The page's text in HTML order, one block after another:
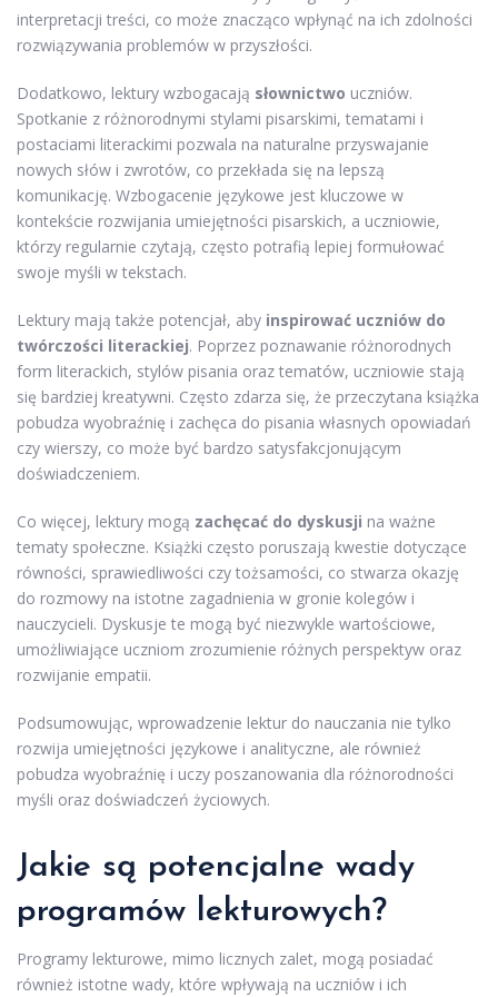
interpretacji treści, co może znacząco wpłynąć na ich zdolności
rozwiązywania problemów w przyszłości.
Dodatkowo, lektury wzbogacają słownictwo uczniów.
Spotkanie z różnorodnymi stylami pisarskimi, tematami i
postaciami literackimi pozwala na naturalne przyswajanie
nowych słów i zwrotów, co przekłada się na lepszą
komunikację. Wzbogacenie językowe jest kluczowe w
kontekście rozwijania umiejętności pisarskich, a uczniowie,
którzy regularnie czytają, często potrafią lepiej formułować
swoje myśli w tekstach.
Lektury mają także potencjał, aby inspirować uczniów do
twórczości literackiej. Poprzez poznawanie różnorodnych
form literackich, stylów pisania oraz tematów, uczniowie stają
się bardziej kreatywni. Często zdarza się, że przeczytana książka
pobudza wyobraźnię i zachęca do pisania własnych opowiadań
czy wierszy, co może być bardzo satysfakcjonującym
doświadczeniem.
Co więcej, lektury mogą zachęcać do dyskusji na ważne
tematy społeczne. Książki często poruszają kwestie dotyczące
równości, sprawiedliwości czy tożsamości, co stwarza okazję
do rozmowy na istotne zagadnienia w gronie kolegów i
nauczycieli. Dyskusje te mogą być niezwykle wartościowe,
umożliwiające uczniom zrozumienie różnych perspektyw oraz
rozwijanie empatii.
Podsumowując, wprowadzenie lektur do nauczania nie tylko
rozwija umiejętności językowe i analityczne, ale również
pobudza wyobraźnię i uczy poszanowania dla różnorodności
myśli oraz doświadczeń życiowych.
Jakie są potencjalne wady
programów lekturowych?
Programy lekturowe, mimo licznych zalet, mogą posiadać
również istotne wady, które wpływają na uczniów i ich